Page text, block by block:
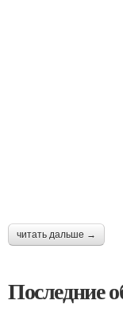
читать дальше →
Последние